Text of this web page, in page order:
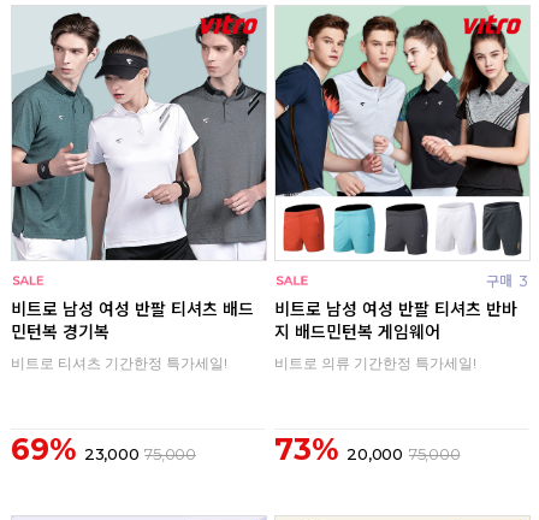
비트로 남성 여성 반팔 티셔츠 배드
민턴복 경기복
비트로 티셔츠 기간한정 특가세일!
69% 23,000 75,000
구매 3
비트로 남성 여성 반팔 티셔츠 반바
지 배드민턴복 게임웨어
비트로 의류 기간한정 특가세일!
73% 20,000 75,000